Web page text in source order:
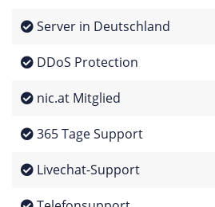
Server in Deutschland
DDoS Protection
nic.at Mitglied
365 Tage Support
Livechat-Support